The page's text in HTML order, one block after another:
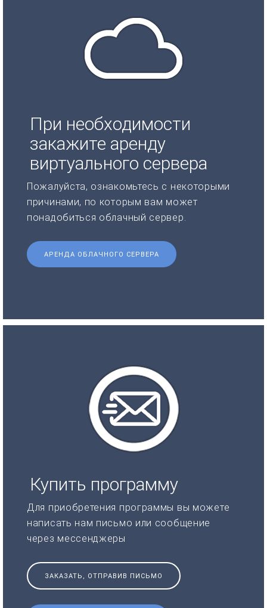
При необходимости
закажите аренду
виртуального сервера
Пожалуйста, ознакомьтесь с некоторыми
причинами, по которым вам может
понадобиться облачный сервер.
АРЕНДА ОБЛАЧНОГО СЕРВЕРА
Купить программу
Для приобретения программы вы можете
написать нам письмо или сообщение
через мессенджеры
ЗАКАЗАТЬ, ОТПРАВИВ ПИСЬМО